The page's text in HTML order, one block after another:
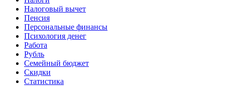
Налоговый вычет
Пенсия
Персональные финансы
Психология денег
Работа
Рубль
Семейный бюджет
Скидки
Статистика